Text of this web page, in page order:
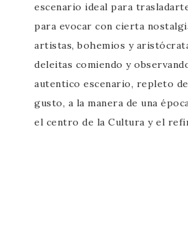
escenario ideal para
para evocar con cierta
artistas, bohemios y
deleitas comiendo y
autentico escenario, repleto
gusto, a la manera de una
el centro de la Cultura y el